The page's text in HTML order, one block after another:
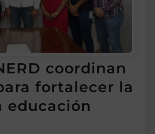
coordinan
fortalecer la
educación